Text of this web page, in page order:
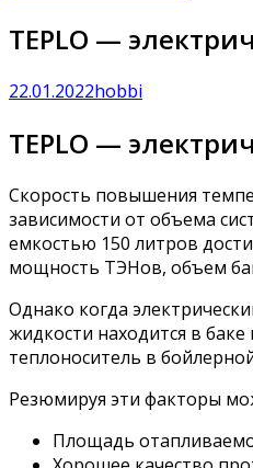
TEPLO —
22.01.2022hobbi
TEPLO —
Скорость повышения
зависимости от объема
емкостью 150 литров
мощность ТЭНов, объем
Однако когда
жидкости находится в
теплоноситель в
Резюмируя эти факторы
Площадь